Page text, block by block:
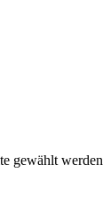
gewählt werden